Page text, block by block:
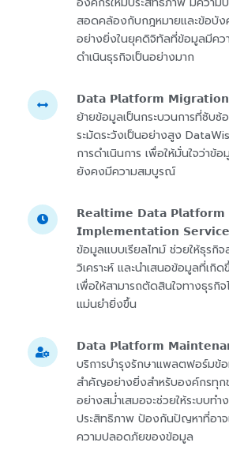
สอดคล้องกับกฎหมายและข้อบัง
อย่างยิ่งในยุคดิจิทัลที่ข้อมูลมีค
ดำเนินธุรกิจเป็นอย่างมาก
𝗗𝗮𝘁𝗮 𝗣𝗹𝗮𝘁𝗳𝗼𝗿𝗺 𝗠𝗶𝗴𝗿𝗮𝘁𝗶𝗼𝗻
ย้ายข้อมูลเป็นกระบวนการที่ซับซ้
ระมัดระวังเป็นอย่างสูง
การดำเนินการ เพื่อให้มั่นใจว่าข้
ยังคงมีความสมบูรณ์
𝗥𝗲𝗮𝗹𝘁𝗶𝗺𝗲 𝗗𝗮𝘁𝗮 𝗣𝗹𝗮𝘁𝗳𝗼𝗿𝗺
𝗜𝗺𝗽𝗹𝗲𝗺𝗲𝗻𝘁𝗮𝘁𝗶𝗼𝗻
ข้อมูลแบบเรียลไทม์ ช่วยให้ธุรกิจ
วิเคราะห์ และนำเสนอข้อมูลที่เกิ
เพื่อให้สามารถตัดสินใจทางธุรกิ
แม่นยำยิ่งขึ้น
𝗗𝗮𝘁𝗮 𝗣𝗹𝗮𝘁𝗳𝗼𝗿𝗺
บริการบำรุงรักษาแพลตฟอร์มข้
สำคัญอย่างยิ่งสำหรับองค์กรทุก
อย่างสม่ำเสมอจะช่วยให้ระบบทำ
ประสิทธิภาพ ป้องกันปัญหาที่อาจ
ความปลอดภัยของข้อมูล